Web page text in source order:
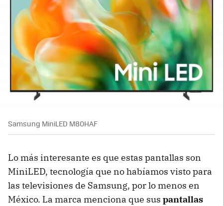
Samsung MiniLED M80HAF
Lo más interesante es que estas pantallas son
MiniLED, tecnología que no habíamos visto para
las televisiones de Samsung, por lo menos en
México. La marca menciona que sus pantallas